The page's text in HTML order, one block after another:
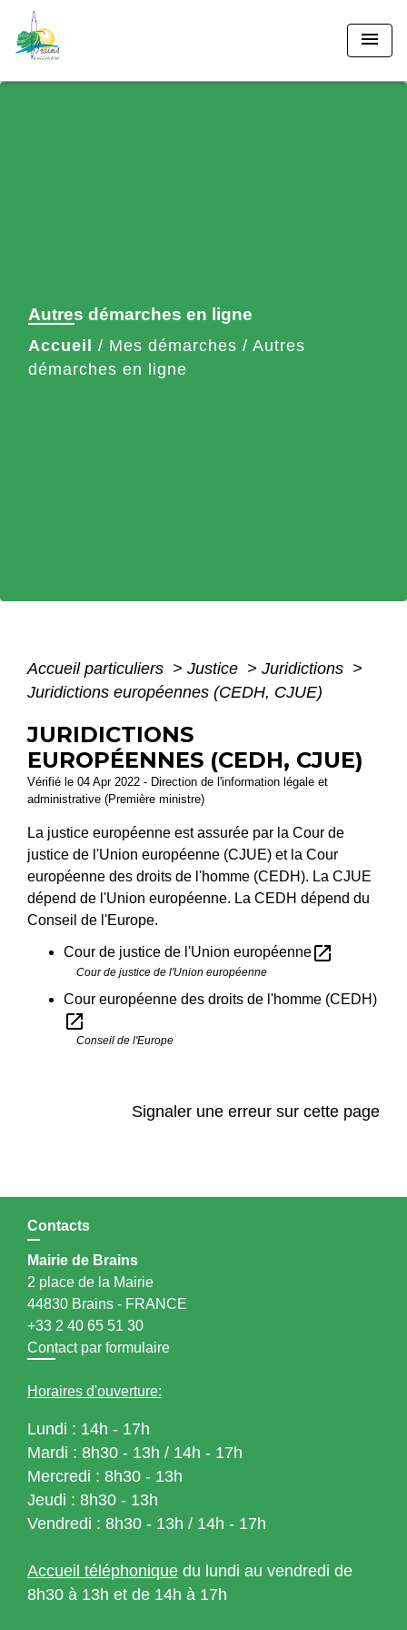
menu
Autres démarches en ligne
Accueil / Mes démarches / Autres
démarches en ligne
Accueil particuliers > Justice > Juridictions >
Juridictions européennes (CEDH, CJUE)
JURIDICTIONS
EUROPÉENNES (CEDH, CJUE)
Vérifié le 04 Apr 2022 - Direction de l'information légale et
administrative (Première ministre)
La justice européenne est assurée par la Cour de
justice de l'Union européenne (CJUE) et la Cour
européenne des droits de l'homme (CEDH). La CJUE
dépend de l'Union européenne. La CEDH dépend du
Conseil de l'Europe.
Cour de justice de l'Union européenneopen_in_new
Cour de justice de l'Union européenne
Cour européenne des droits de l'homme (CEDH)
open_in_new
Conseil de l'Europe
Signaler une erreur sur cette page
Contacts
Mairie de Brains
2 place de la Mairie
44830 Brains - FRANCE
+33 2 40 65 51 30
Contact par formulaire
Horaires d'ouverture:
Lundi : 14h - 17h
Mardi : 8h30 - 13h / 14h - 17h
Mercredi : 8h30 - 13h
Jeudi : 8h30 - 13h
Vendredi : 8h30 - 13h / 14h - 17h
Accueil téléphonique du lundi au vendredi de
8h30 à 13h et de 14h à 17h